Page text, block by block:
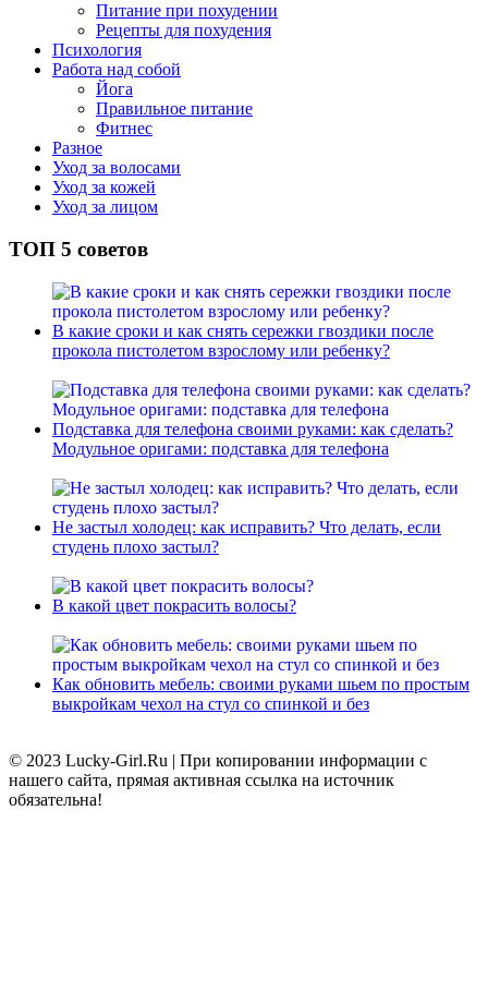
Питание при похудении
Рецепты для похудения
Психология
Работа над собой
Йога
Правильное питание
Фитнес
Разное
Уход за волосами
Уход за кожей
Уход за лицом
ТОП 5 советов
В какие сроки и как снять сережки гвоздики после
прокола пистолетом взрослому или ребенку?
Подставка для телефона своими руками: как сделать?
Модульное оригами: подставка для телефона
Не застыл холодец: как исправить? Что делать, если
студень плохо застыл?
В какой цвет покрасить волосы?
Как обновить мебель: своими руками шьем по простым
выкройкам чехол на стул со спинкой и без
© 2023 Lucky-Girl.Ru | При копировании информации с
нашего сайта, прямая активная ссылка на источник
обязательна!